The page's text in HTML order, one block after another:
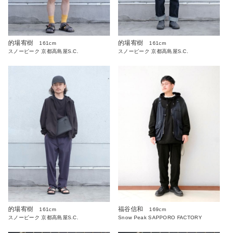
的場宥樹
161cm
スノーピーク 京都高島屋S.C.
的場宥樹
161cm
スノーピーク 京都高島屋S.C.
的場宥樹
161cm
スノーピーク 京都高島屋S.C.
福谷信和
169cm
Snow Peak SAPPORO FACTORY